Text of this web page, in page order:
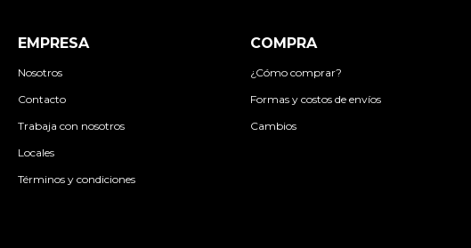
EMPRESA
Nosotros
Contacto
Trabaja con nosotros
Locales
Términos y condiciones
COMPRA
¿Cómo comprar?
Formas y costos de envíos
Cambios